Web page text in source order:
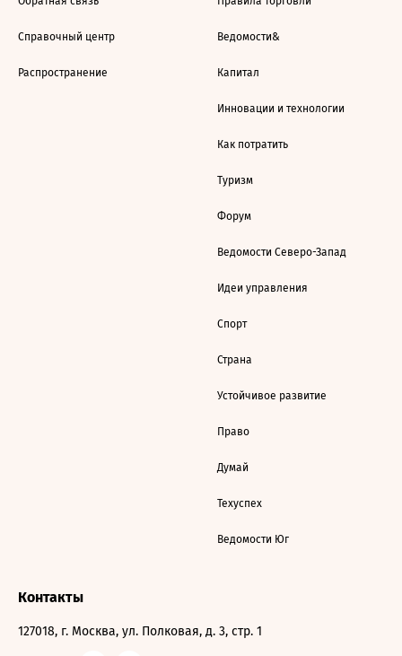
Справочный центр
Распространение
Ведомости&
Капитал
Инновации и технологии
Как потратить
Туризм
Форум
Ведомости Северо-Запад
Идеи управления
Спорт
Страна
Устойчивое развитие
Право
Думай
Техуспех
Ведомости Юг
Контакты
127018, г. Москва, ул. Полковая, д. 3, стр. 1